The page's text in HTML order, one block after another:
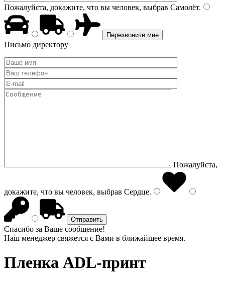
Пожалуйста, докажите, что вы человек, выбрав Самолёт.
Письмо директору
Пожалуйста,
докажите, что вы человек, выбрав Сердце.
Спасибо за Ваше сообщение!
Наш менеджер свяжется с Вами в ближайшее время.
Пленка ADL-принт